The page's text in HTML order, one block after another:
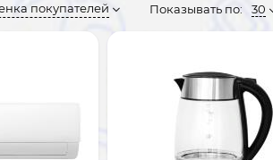
покупателей Показывать по: 30